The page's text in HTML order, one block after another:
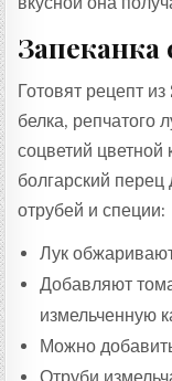
Готовят рецепт
белка, репчатого
соцветий
болгарский
отрубей и специи:
Лук
Добавляют
измельченную
Можно